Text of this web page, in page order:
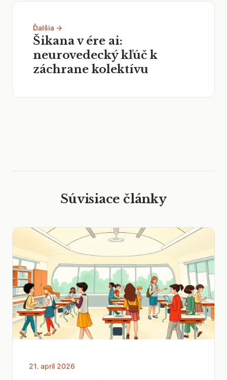
Ďalšia →
Šikana v ére ai:
neurovedecký kľúč k
záchrane kolektívu
Súvisiace články
21. apríl 2026